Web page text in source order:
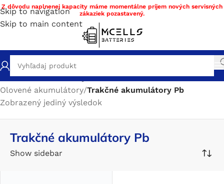
Skip to navigation
Skip to main content
Z dôvodu naplnenej kapacity máme momentálne príjem nových servisných
zákaziek pozastavený.
Domov/Obchod/Nabíjateľné batérie/
Olovené akumulátory/Trakčné akumulátory Pb
Zobrazený jediný výsledok
Trakčné akumulátory Pb
Show sidebar